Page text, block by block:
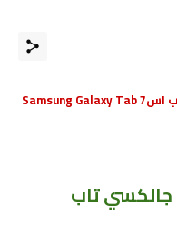
مواصفات تابلت سامسونج جالكسي تاب اس7 Samsung Galaxy Tab
تاب